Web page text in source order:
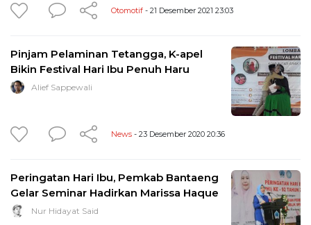
Otomotif - 21 Desember 2021 23:03
Pinjam Pelaminan Tetangga, K-apel
Bikin Festival Hari Ibu Penuh Haru
Alief Sappewali
News - 23 Desember 2020 20:36
Peringatan Hari Ibu, Pemkab Bantaeng
Gelar Seminar Hadirkan Marissa Haque
Nur Hidayat Said